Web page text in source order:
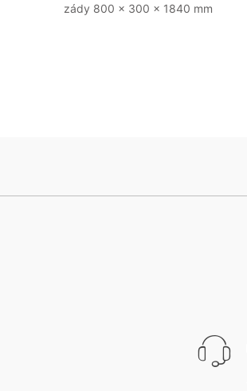
zády 800 x 300 x 1840 mm